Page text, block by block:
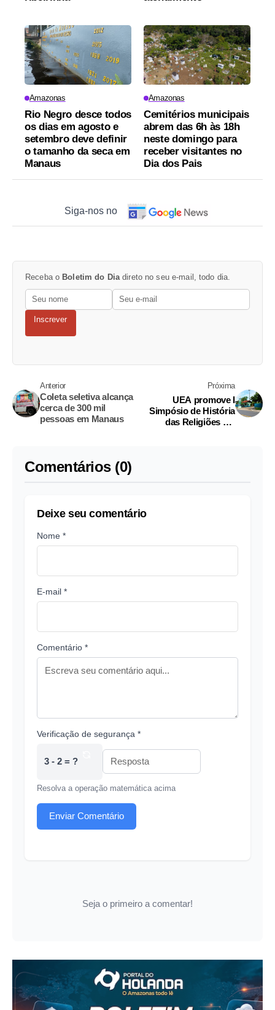
Amazonas
Rio Negro desce todos
os dias em agosto e
setembro deve definir
o tamanho da seca em
Manaus
Amazonas
Cemitérios municipais
abrem das 6h às 18h
neste domingo para
receber visitantes no
Dia dos Pais
Siga-nos no
Receba o Boletim do Diadireto no seu e-mail, todo dia.
Inscrever
Anterior
Coleta seletiva alcança
cerca de 300 mil
pessoas em Manaus
Próxima
UEA promove I
Simpósio de História
das Religiões em
Comentários (0)
Deixe seu comentário
Nome *
E-mail *
Comentário *
Verificação de segurança *
3 - 2 = ?
Resolva a operação matemática acima
Enviar Comentário
Seja o primeiro a comentar!